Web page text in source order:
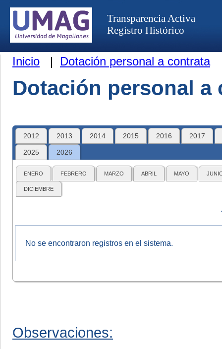
Transparencia Activa
Registro Histórico
Inicio | Dotación personal a contrata
Dotación personal a
2012 2013 2014 2015 2016 2017
2025 2026
ENERO FEBRERO MARZO ABRIL MAYO
DICIEMBRE
No se encontraron registros en el sistema.
Observaciones: